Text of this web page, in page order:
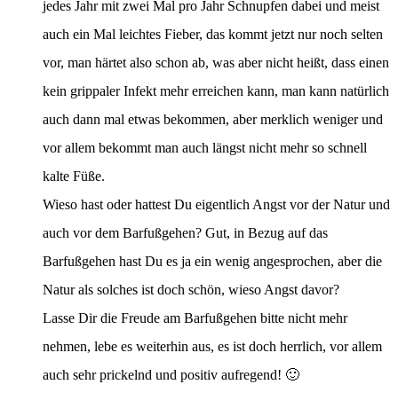
jedes Jahr mit zwei Mal pro Jahr Schnupfen dabei und meist
auch ein Mal leichtes Fieber, das kommt jetzt nur noch selten
vor, man härtet also schon ab, was aber nicht heißt, dass einen
kein grippaler Infekt mehr erreichen kann, man kann natürlich
auch dann mal etwas bekommen, aber merklich weniger und
vor allem bekommt man auch längst nicht mehr so schnell
kalte Füße.
Wieso hast oder hattest Du eigentlich Angst vor der Natur und
auch vor dem Barfußgehen? Gut, in Bezug auf das
Barfußgehen hast Du es ja ein wenig angesprochen, aber die
Natur als solches ist doch schön, wieso Angst davor?
Lasse Dir die Freude am Barfußgehen bitte nicht mehr
nehmen, lebe es weiterhin aus, es ist doch herrlich, vor allem
auch sehr prickelnd und positiv aufregend! 🙂